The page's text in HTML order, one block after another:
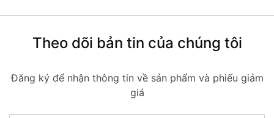
Theo dõi bản tin của chúng tôi
Đăng ký để nhận thông tin về sản phẩm và phiếu giảm
giá